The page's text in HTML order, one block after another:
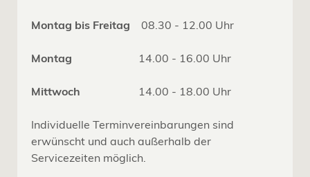
Montag bis Freitag 08.30 - 12.00 Uhr
Montag 14.00 - 16.00 Uhr
Mittwoch 14.00 - 18.00 Uhr
Individuelle Terminvereinbarungen sind
erwünscht und auch außerhalb der
Servicezeiten möglich.